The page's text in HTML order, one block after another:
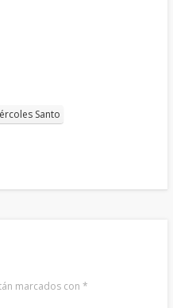
Santo
marcados con*